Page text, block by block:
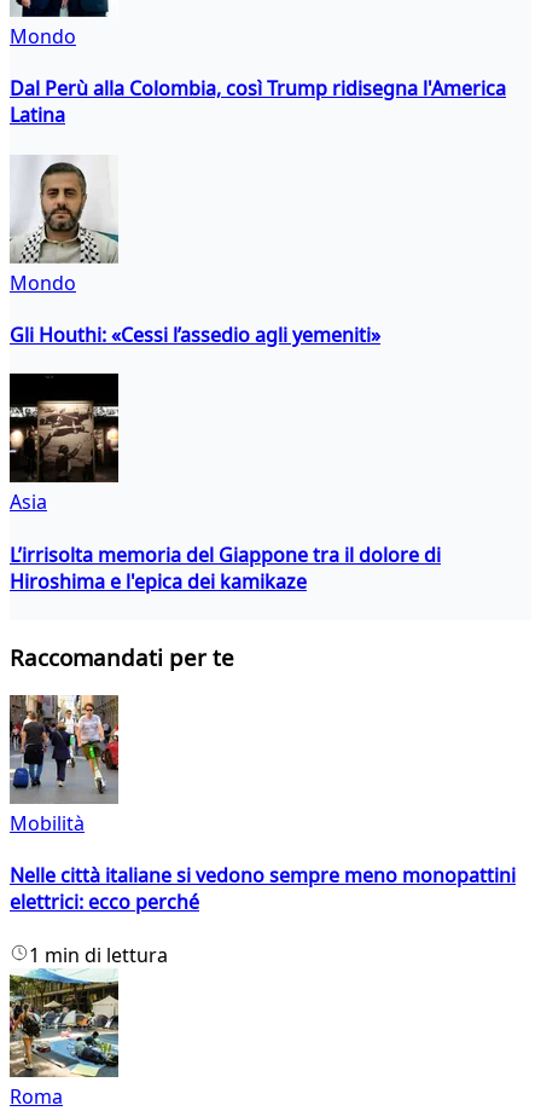
Mondo
Dal Perù alla Colombia, così Trump ridisegna l'America
Latina
Mondo
Gli Houthi: «Cessi l’assedio agli yemeniti»
Asia
L’irrisolta memoria del Giappone tra il dolore di
Hiroshima e l'epica dei kamikaze
Raccomandati per te
Mobilità
Nelle città italiane si vedono sempre meno monopattini
elettrici: ecco perché
1 min di lettura
Roma